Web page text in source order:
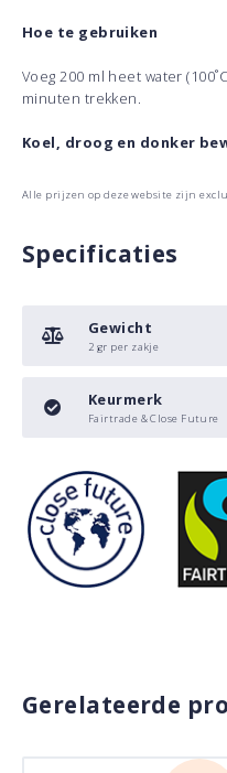
Hoe te gebruiken
Voeg 200 ml heet water
minuten trekken.
Koel, droog en donker
Alle prijzen op deze website zijn
Specificaties
Gewicht
2 gr per zakje
Keurmerk
Fairtrade & Close Future
Gerelateerde